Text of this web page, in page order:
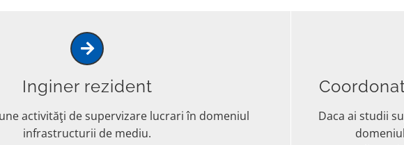
Inginer rezident
activităţi de supervizare lucrari în domeniul
infrastructurii de mediu.
Daca ai studii